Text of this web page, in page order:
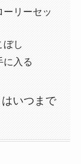
ーリーセッ
ぼし
に入る
いつまで